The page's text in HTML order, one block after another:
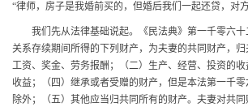
“律师，房子是我婚前买的，但婚后我们一起还贷，对
我们先从法律基础说起。《民法典》第一千零六
关系存续期间所得的下列财产，为夫妻的共同财产，归
工资、奖金、劳务报酬；（二）生产、经营、投资的
收益；（四）继承或者受赠的财产，但是本法第一千
除外；（五）其他应当归共同所有的财产。夫妻对共